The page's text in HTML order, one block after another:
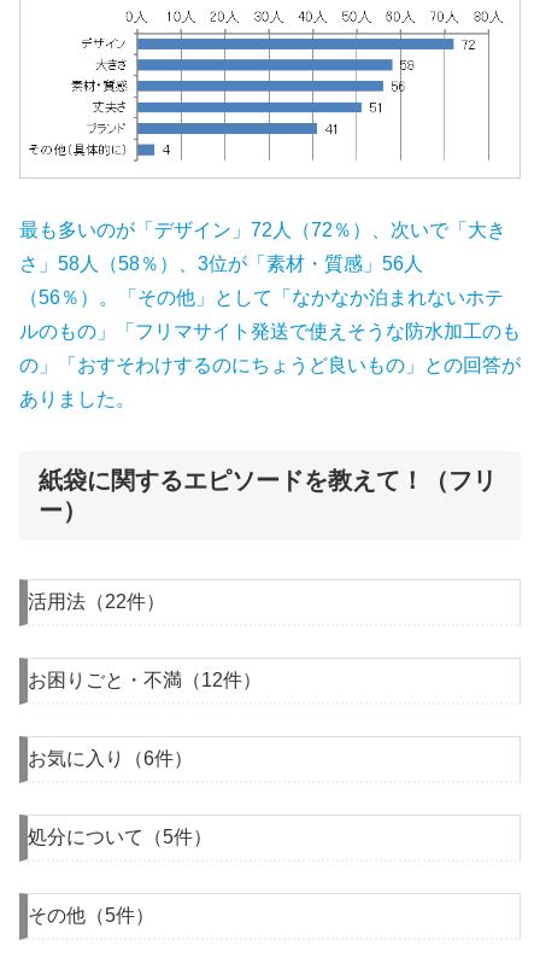
最も多いのが「デザイン」72人（72％）、次いで「大き
さ」58人（58％）、3位が「素材・質感」56人
（56％）。「その他」として「なかなか泊まれないホテ
ルのもの」「フリマサイト発送で使えそうな防水加工のも
の」「おすそわけするのにちょうど良いもの」との回答が
ありました。
紙袋に関するエピソードを教えて！（フリ
ー）
活用法（22件）
お困りごと・不満（12件）
お気に入り（6件）
処分について（5件）
その他（5件）